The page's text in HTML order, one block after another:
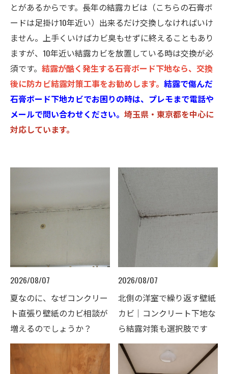
とがあるからです。長年の結露カビは（こちらの石膏ボ
ードは足掛け10年近い）出来るだけ交換しなければいけ
ません。上手くいけばカビ臭もせずに終えることもあり
ますが、10年近い結露カビを放置している時は交換が必
須です。 結露が酷く発生する石膏ボード下地なら、交換
後に防カビ結露対策工事をお勧めします。 結露で傷んだ
石膏ボード下地カビでお困りの時は、プレモまで電話や
メールで問い合わせください。 埼玉県・東京都を中心に
対応しています。
2026/08/07
夏なのに、なぜコンクリー
ト直張り壁紙のカビ相談が
増えるのでしょうか？
2026/08/07
北側の洋室で繰り返す壁紙
カビ｜コンクリート下地な
ら結露対策も選択肢です